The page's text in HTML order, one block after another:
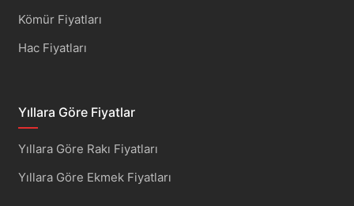
Kömür Fiyatları
Hac Fiyatları
Yıllara Göre Fiyatlar
Yıllara Göre Rakı Fiyatları
Yıllara Göre Ekmek Fiyatları